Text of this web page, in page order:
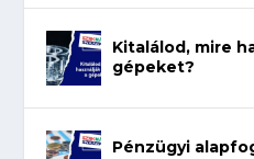
Kitalálod, mire
gépeket?
Pénzügyi